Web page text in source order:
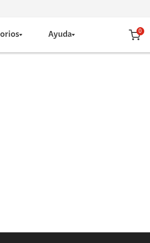
Ayuda 0